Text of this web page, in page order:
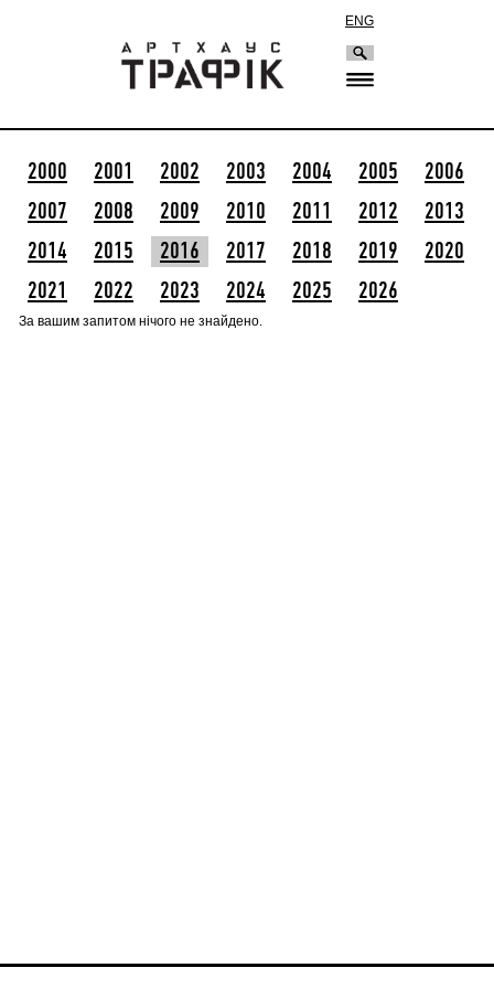
ENG
2000 2001 2002 2003 2004 2005
2006
2007
2008 2009 2010 2011 2012
2013
2014
2015 2016 2017 2018 2019
2020
2021
2022 2023 2024 2025 2026
За вашим запитом нічого не знайдено.